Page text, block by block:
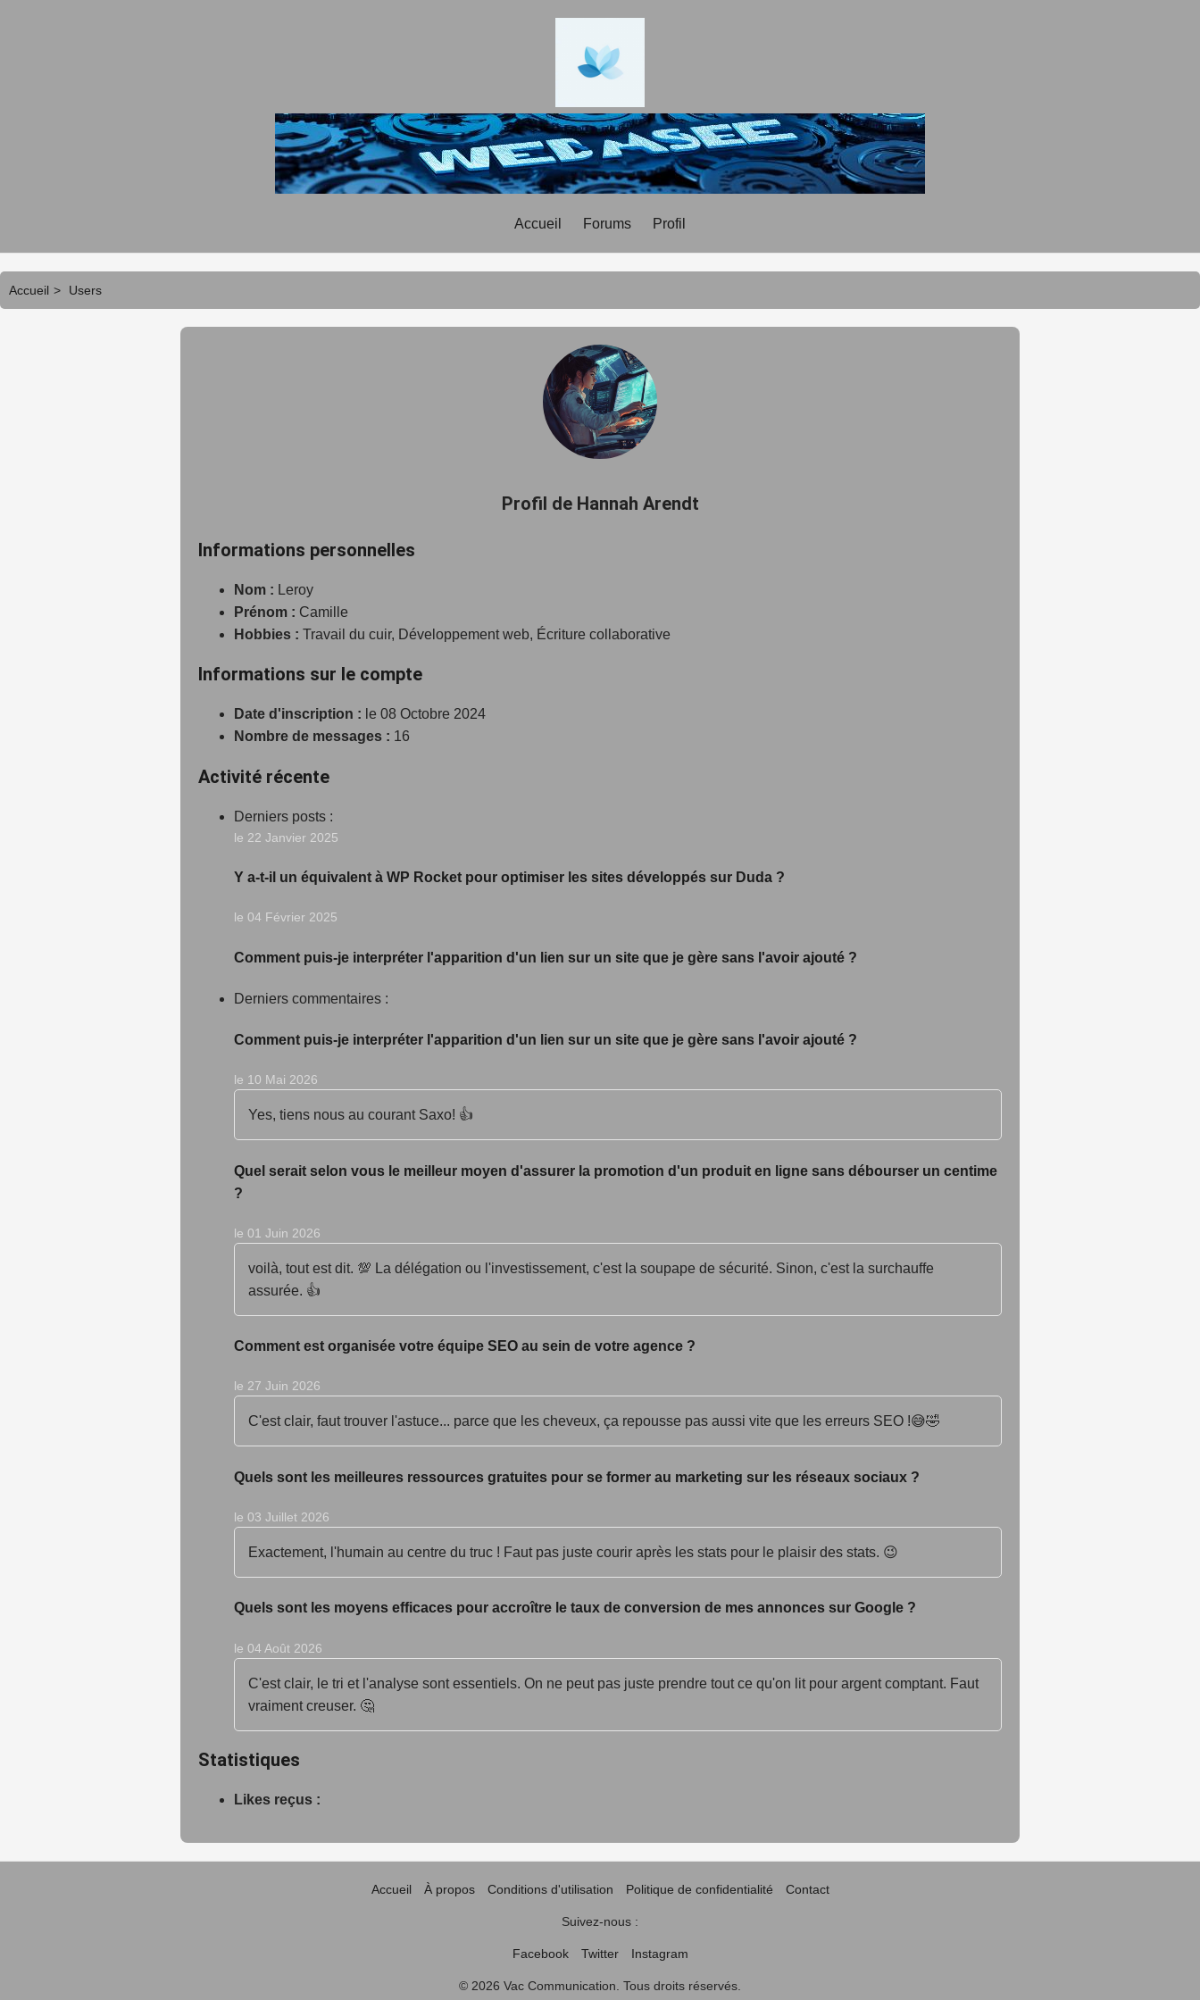
Accueil Forums Profil
Accueil > Users
Profil de Hannah Arendt
Informations personnelles
Nom : Leroy
Prénom : Camille
Hobbies : Travail du cuir, Développement web, Écriture collaborative
Informations sur le compte
Date d'inscription : le 08 Octobre 2024
Nombre de messages : 16
Activité récente
Derniers posts :
le 22 Janvier 2025
Y a-t-il un équivalent à WP Rocket pour optimiser les sites développés sur Duda ?
le 04 Février 2025
Comment puis-je interpréter l'apparition d'un lien sur un site que je gère sans l'avoir ajouté ?
Derniers commentaires :
Comment puis-je interpréter l'apparition d'un lien sur un site que je gère sans l'avoir ajouté ?
le 10 Mai 2026
Yes, tiens nous au courant Saxo! 👍
Quel serait selon vous le meilleur moyen d'assurer la promotion d'un produit en ligne sans débourser un centime
?
le 01 Juin 2026
voilà, tout est dit. 💯 La délégation ou l'investissement, c'est la soupape de sécurité. Sinon, c'est la surchauffe
assurée. 👍
Comment est organisée votre équipe SEO au sein de votre agence ?
le 27 Juin 2026
C'est clair, faut trouver l'astuce... parce que les cheveux, ça repousse pas aussi vite que les erreurs SEO !😅🤣
Quels sont les meilleures ressources gratuites pour se former au marketing sur les réseaux sociaux ?
le 03 Juillet 2026
Exactement, l'humain au centre du truc ! Faut pas juste courir après les stats pour le plaisir des stats. 😉
Quels sont les moyens efficaces pour accroître le taux de conversion de mes annonces sur Google ?
le 04 Août 2026
C'est clair, le tri et l'analyse sont essentiels. On ne peut pas juste prendre tout ce qu'on lit pour argent comptant. Faut
vraiment creuser. 🤔
Statistiques
Likes reçus :
Accueil À propos Conditions d'utilisation Politique de confidentialité Contact
Suivez-nous :
Facebook Twitter Instagram
© 2026 Vac Communication. Tous droits réservés.